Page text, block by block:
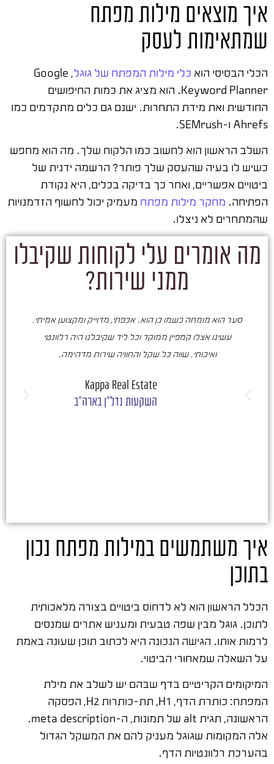
איך מוצאים מילות מפתח
שמתאימות לעסק
הכלי הבסיסי הוא כלי מילות המפתח של גוגל , Google
Keyword Planner. הוא מציג את כמות החיפושים
החודשית ואת מידת התחרות. ישנם גם כלים מתקדמים כמו
Ahrefs ו-SEMrush.
השלב הראשון הוא לחשוב כמו הלקוח שלך. מה הוא מחפש
כשיש לו בעיה שהעסק שלך פותר? הרשמה ידנית של
ביטויים אפשריים, ואחר כך בדיקה בכלים, היא נקודת
הפתיחה. מחקר מילות מפתח מעמיק יכול לחשוף הזדמנויות
שהמתחרים לא ניצלו.
מה אומרים עלי לקוחות שקיבלו
ממני שירות?
סער הוא מומחה כשמו כן הוא. אכפתי, מדוייק ומקצוען אמיתי.
עשינו אצלו קמפיין ממוקד וכל ליד שקיבלנו היה רלוונטי
ואיכותי. שווה כל שקל והחוויה שירות מדהימה.
Kappa Real Estate
השקעות נדל"ן בארה"ב
איך משתמשים במילות מפתח נכון
בתוכן
הכלל הראשון הוא לא לדחוס ביטויים בצורה מלאכותית
לתוכן. גוגל מבין שפה טבעית ומעניש אתרים שמנסים
לרמות אותו. הגישה הנכונה היא לכתוב תוכן שעונה באמת
על השאלה שמאחורי הביטוי.
המיקומים הקריטיים בדף שבהם יש לשלב את מילת
המפתח: כותרת הדף, H1, תת-כותרות H2, הפסקה
הראשונה, תגית alt של תמונות, ה-meta description.
אלה המקומות שגוגל מעניק להם את המשקל הגדול
בהערכת רלוונטיות הדף.